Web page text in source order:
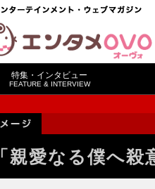
特集・インタビュー
FEATURE & INTERVIEW
「親愛なる僕へ